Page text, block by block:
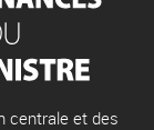
centrale et des